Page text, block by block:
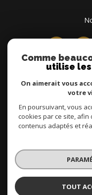
© 2026 | Tous droits
Comme
utilise
On aimerait vous
votre
En poursuivant, vous
cookies par ce site,
contenus adaptés et
TOUT